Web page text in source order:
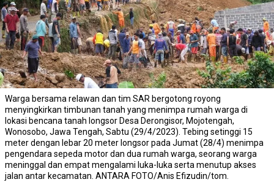
Warga bersama relawan dan tim SAR bergotong royong
menyingkirkan timbunan tanah yang menimpa rumah warga di
lokasi bencana tanah longsor Desa Derongisor, Mojotengah,
Wonosobo, Jawa Tengah, Sabtu (29/4/2023). Tebing setinggi 15
meter dengan lebar 20 meter longsor pada Jumat (28/4) menimpa
pengendara sepeda motor dan dua rumah warga, seorang warga
meninggal dan empat mengalami luka-luka serta menutup akses
jalan antar kecamatan. ANTARA FOTO/Anis Efizudin/tom.